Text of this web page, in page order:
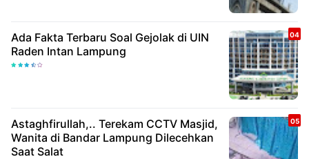
Ada Fakta Terbaru Soal Gejolak di UIN
Raden Intan Lampung
Astaghfirullah,.. Terekam CCTV Masjid,
Wanita di Bandar Lampung Dilecehkan
Saat Salat